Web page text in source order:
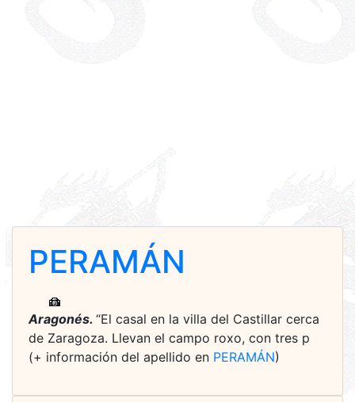
PERAMÁN
Aragonés. “El casal en la villa del Castillar cerca
de Zaragoza. Llevan el campo roxo, con tres p
(+ información del apellido en PERAMÁN)